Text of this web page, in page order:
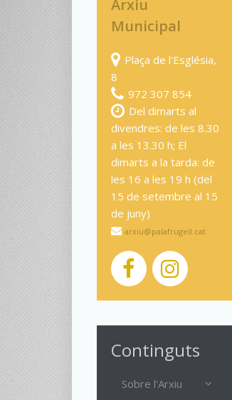
Arxiu
Municipal
Plaça de l'Església,
8
972 307 854
Del dimarts al
divendres: de les 8.30
a les 13.30 h; El
dimarts a la tarda: de
les 16 a les 19 h (del
15 de setembre al 15
de juny)
arxiu@palafrugell.cat
Continguts
Sobre l'Arxiu